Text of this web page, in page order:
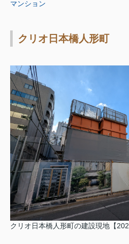
マンション
クリオ日本橋人形町
クリオ日本橋人形町の建設現地【